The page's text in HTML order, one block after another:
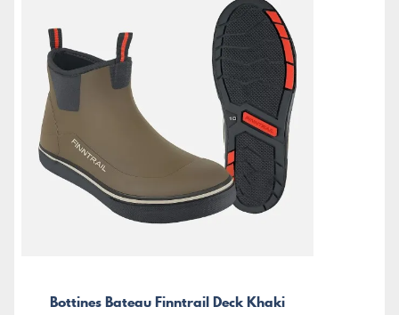
Bottines Bateau Finntrail Deck Khaki